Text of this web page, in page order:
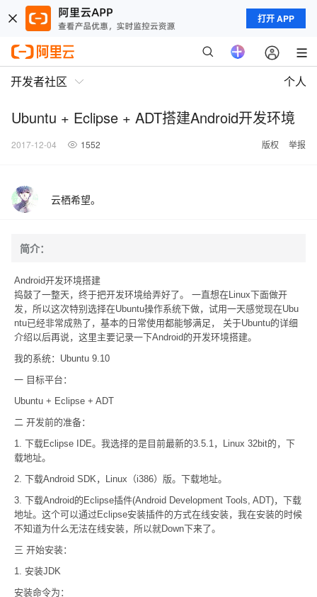
打开 APP
开发者社区 个人
Ubuntu + Eclipse + ADT搭建Android开发环境
2017-12-04 1552 版权 举报
云栖希望。
简介：
Android开发环境搭建
捣鼓了一整天，终于把开发环境给弄好了。 一直想在Linux下面做开
发，所以这次特别选择在Ubuntu操作系统下做，试用一天感觉现在Ubu
ntu已经非常成熟了，基本的日常使用都能够满足， 关于Ubuntu的详细
介绍以后再说，这里主要记录一下Android的开发环境搭建。
我的系统：Ubuntu 9.10
一 目标平台：
Ubuntu + Eclipse + ADT
二 开发前的准备：
1. 下载Eclipse IDE。我选择的是目前最新的3.5.1，Linux 32bit的，下
载地址。
2. 下载Android SDK，Linux（i386）版。下载地址。
3. 下载Android的Eclipse插件(Android Development Tools, ADT)，下载
地址。这个可以通过Eclipse安装插件的方式在线安装，我在安装的时候
不知道为什么无法在线安装，所以就Down下来了。
三 开始安装：
1. 安装JDK
安装命令为：